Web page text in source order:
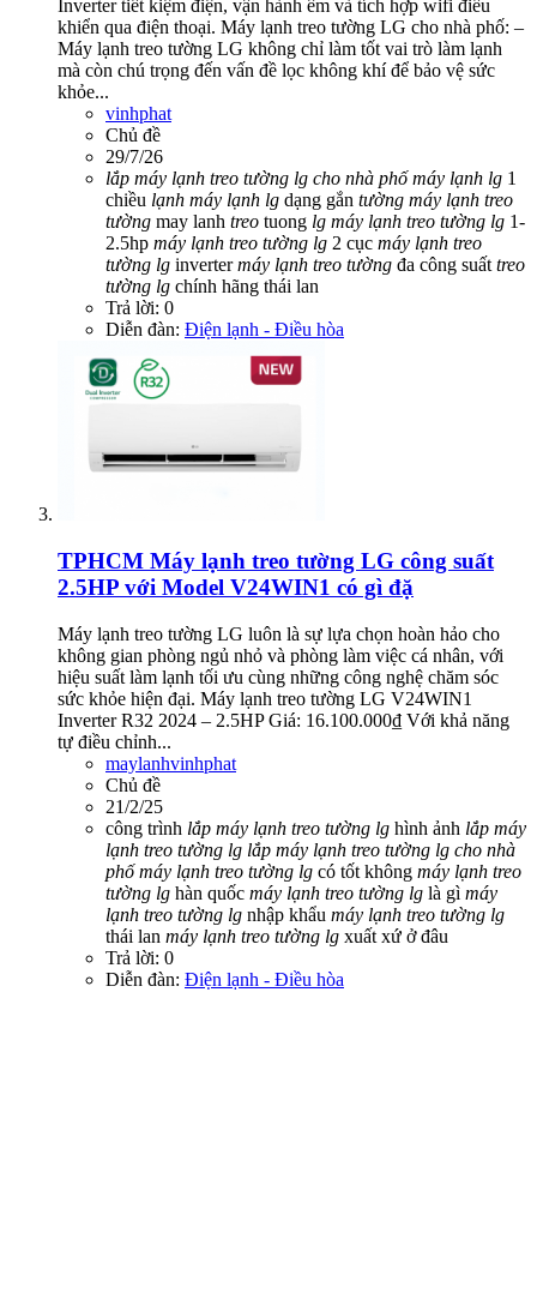
Inverter tiết kiệm điện, vận hành êm và tích hợp wifi điều
khiển qua điện thoại. Máy lạnh treo tường LG cho nhà phố: –
Máy lạnh treo tường LG không chỉ làm tốt vai trò làm lạnh
mà còn chú trọng đến vấn đề lọc không khí để bảo vệ sức
khỏe...
vinhphat
Chủ đề
29/7/26
lắp máy lạnh treo tường lg cho nhà phố máy lạnh lg 1
chiều lạnh máy lạnh lg dạng gắn tường máy lạnh treo
tường may lanh treo tuong lg máy lạnh treo tường lg 1-
2.5hp máy lạnh treo tường lg 2 cục máy lạnh treo
tường lg invertermáy lạnh treo tường đa công suấttreo
tường lg chính hãng thái lan
Trả lời: 0
Diễn đàn: Điện lạnh - Điều hòa
TPHCM Máy lạnh treo tường LG công suất
2.5HP với Model V24WIN1 có gì đặ
Máy lạnh treo tường LG luôn là sự lựa chọn hoàn hảo cho
không gian phòng ngủ nhỏ và phòng làm việc cá nhân, với
hiệu suất làm lạnh tối ưu cùng những công nghệ chăm sóc
sức khỏe hiện đại. Máy lạnh treo tường LG V24WIN1
Inverter R32 2024 – 2.5HP Giá: 16.100.000₫ Với khả năng
tự điều chỉnh...
maylanhvinhphat
Chủ đề
21/2/25
công trình lắp máy lạnh treo tường lg hình ảnh lắp máy
lạnh treo tường lg lắp máy lạnh treo tường lg cho nhà
phố máy lạnh treo tường lg có tốt không máy lạnh treo
tường lg hàn quốc máy lạnh treo tường lg là gì máy
lạnh treo tường lg nhập khẩu máy lạnh treo tường lg
thái lan máy lạnh treo tường lg xuất xứ ở đâu
Trả lời: 0
Diễn đàn: Điện lạnh - Điều hòa